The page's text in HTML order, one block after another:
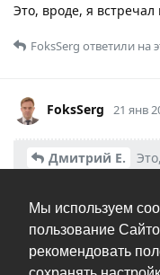
Мы используем
пользование
рекомендовать
Это, вроде, я встречал
FoksSerg ответили на
FoksSerg 21 янв
Дмитрий Е.
Есть 4
раньше, но если